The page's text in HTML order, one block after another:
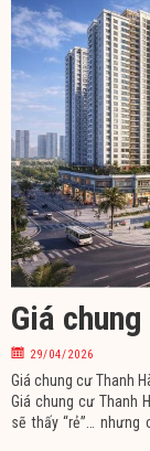
Giá
29/04/2026
Giá chung cư Thanh
Giá chung cư Thanh
sẽ thấy “rẻ”… nhưng